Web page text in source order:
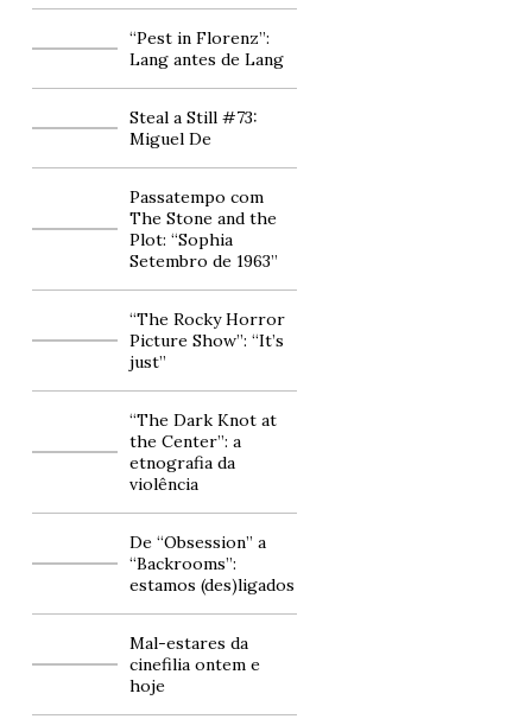
“Pest in Florenz”:
Lang antes de Lang
Steal a Still #73:
Miguel De
Passatempo com
The Stone and the
Plot: “Sophia
Setembro de 1963”
“The Rocky Horror
Picture Show”: “It’s
just”
“The Dark Knot at
the Center”: a
etnografia da
violência
De “Obsession” a
“Backrooms”:
estamos (des)ligados
Mal-estares da
cinefilia ontem e
hoje